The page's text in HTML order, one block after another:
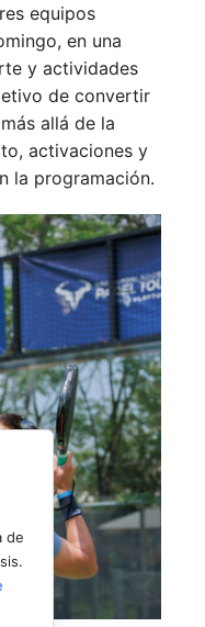
equipos
en una
y actividades
de convertir
allá de la
activaciones y
la programación.
de